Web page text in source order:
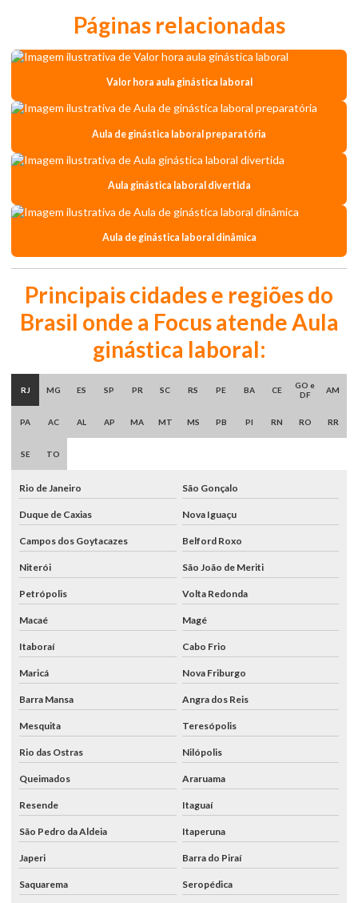
Páginas relacionadas
Valor hora aula ginástica laboral
Aula de ginástica laboral preparatória
Aula ginástica laboral divertida
Aula de ginástica laboral dinâmica
Principais cidades e regiões do
Brasil onde a Focus atende Aula
ginástica laboral:
RJ MG ES SP PR SC RS PE BA CE
GO e
DF
AM
PA AC AL AP MA MT MS PB PI RN RO RR
SE TO
Rio de Janeiro São Gonçalo
Duque de Caxias Nova Iguaçu
Campos dos Goytacazes Belford Roxo
Niterói São João de Meriti
Petrópolis Volta Redonda
Macaé Magé
Itaboraí Cabo Frio
Maricá Nova Friburgo
Barra Mansa Angra dos Reis
Mesquita Teresópolis
Rio das Ostras Nilópolis
Queimados Araruama
Resende Itaguaí
São Pedro da Aldeia Itaperuna
Japeri Barra do Piraí
Saquarema Seropédica